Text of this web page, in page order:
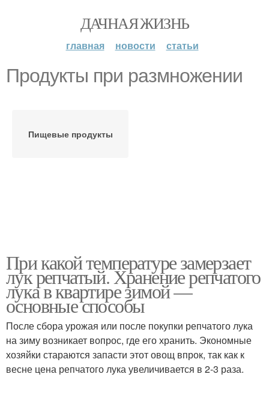
ДАЧНАЯ ЖИЗНЬ
главная новости статьи
Продукты при размножении
Пищевые продукты
При какой температуре замерзает
лук репчатый. Хранение репчатого
лука в квартире зимой —
основные способы
После сбора урожая или после покупки репчатого лука
на зиму возникает вопрос, где его хранить. Экономные
хозяйки стараются запасти этот овощ впрок, так как к
весне цена репчатого лука увеличивается в 2-3 раза.